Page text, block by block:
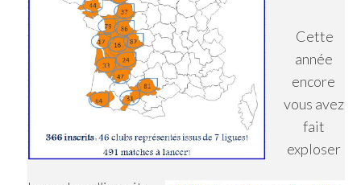
Cette
année
encore
vous avez
fait
exploser